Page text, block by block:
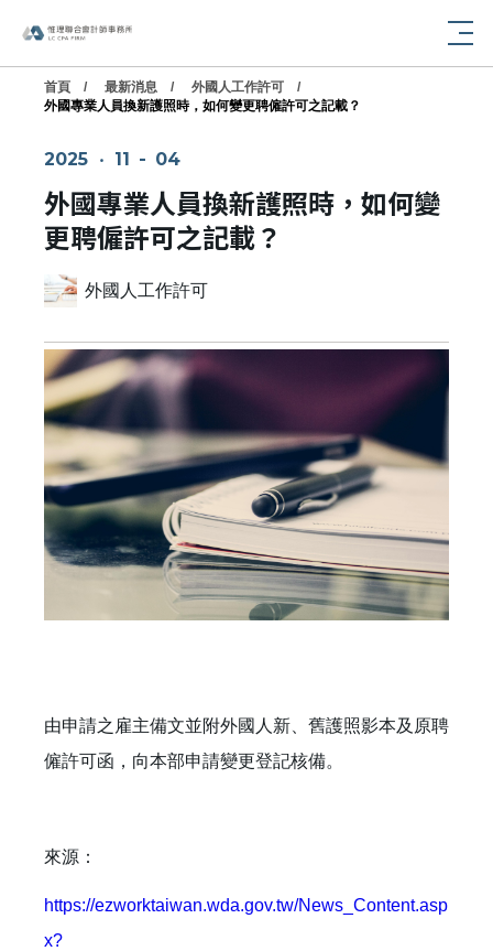
首頁 最新消息
外國人工作許可
外國專業人員換新護照時，如何變更聘僱許可之記載？
2025 ‧ 11 - 04
外國專業人員換新護照時，如何變
更聘僱許可之記載？
外國人工作許可
由申請之雇主備文並附外國人新、舊護照影本及原聘
僱許可函，向本部申請變更登記核備。
來源：
https://ezworktaiwan.wda.gov.tw/News_Content.asp
x?